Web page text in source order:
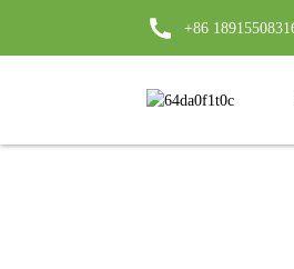
+86